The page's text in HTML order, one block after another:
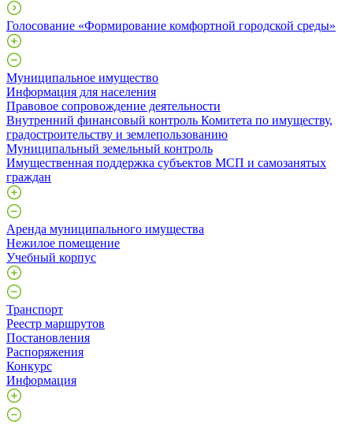
Голосование «Формирование комфортной городской среды»
Муниципальное имущество
Информация для населения
Правовое сопровождение деятельности
Внутренний финансовый контроль Комитета по имуществу,
градостроительству и землепользованию
Муниципальный земельный контроль
Имущественная поддержка субъектов МСП и самозанятых
граждан
Аренда муниципального имущества
Нежилое помещение
Учебный корпус
Транспорт
Реестр маршрутов
Постановления
Распоряжения
Конкурс
Информация